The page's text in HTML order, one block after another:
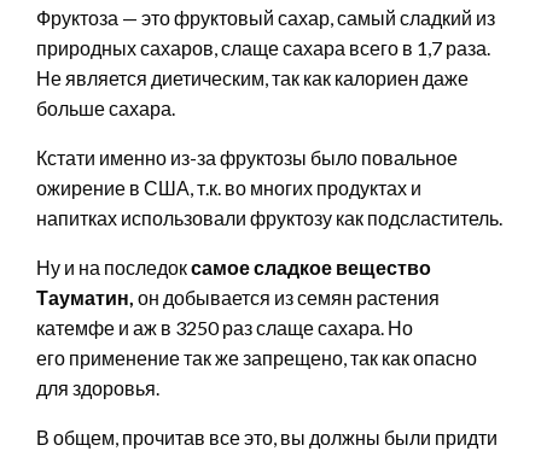
Фруктоза — это фруктовый сахар, самый сладкий из
природных сахаров, слаще сахара всего в 1,7 раза.
Не является диетическим, так как калориен даже
больше сахара.
Кстати именно из-за фруктозы было повальное
ожирение в США, т.к. во многих продуктах и
напитках использовали фруктозу как подсластитель.
Ну и на последоксамое сладкое вещество
Тауматин, он добывается из семян растения
катемфе и аж в 3250 раз слаще сахара. Но
его применение так же запрещено, так как опасно
для здоровья.
В общем, прочитав все это, вы должны были придти